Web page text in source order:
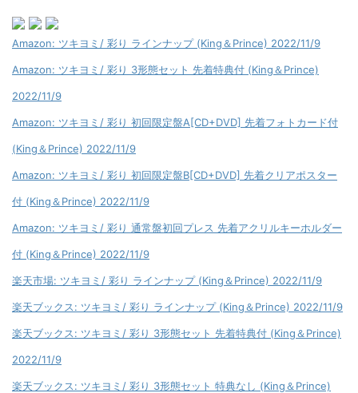
Amazon: ツキヨミ/ 彩り ラインナップ (King＆Prince) 2022/11/9
Amazon: ツキヨミ/ 彩り 3形態セット 先着特典付 (King＆Prince)
2022/11/9
Amazon: ツキヨミ/ 彩り 初回限定盤A[CD+DVD] 先着フォトカード付
(King＆Prince) 2022/11/9
Amazon: ツキヨミ/ 彩り 初回限定盤B[CD+DVD] 先着クリアポスター
付 (King＆Prince) 2022/11/9
Amazon: ツキヨミ/ 彩り 通常盤初回プレス 先着アクリルキーホルダー
付 (King＆Prince) 2022/11/9
楽天市場: ツキヨミ/ 彩り ラインナップ (King＆Prince) 2022/11/9
楽天ブックス: ツキヨミ/ 彩り ラインナップ (King＆Prince) 2022/11/9
楽天ブックス: ツキヨミ/ 彩り 3形態セット 先着特典付 (King＆Prince)
2022/11/9
楽天ブックス: ツキヨミ/ 彩り 3形態セット 特典なし (King＆Prince)